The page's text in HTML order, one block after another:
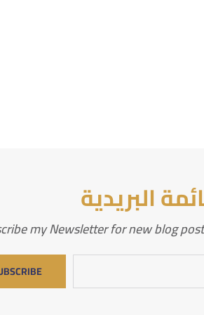
البريدية
my Newsletter for new blog